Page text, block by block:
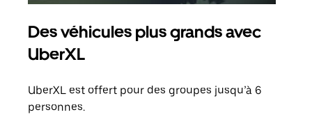
Des véhicules plus grands avec
UberXL
UberXL est offert pour des groupes jusqu’à 6
personnes.